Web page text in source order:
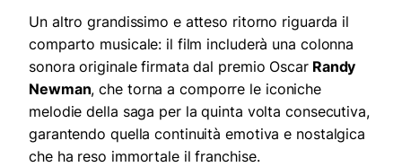
Un altro grandissimo e atteso ritorno riguarda il
comparto musicale: il film includerà una colonna
sonora originale firmata dal premio OscarRandy
Newman, che torna a comporre le iconiche
melodie della saga per la quinta volta consecutiva,
garantendo quella continuità emotiva e nostalgica
che ha reso immortale il franchise.